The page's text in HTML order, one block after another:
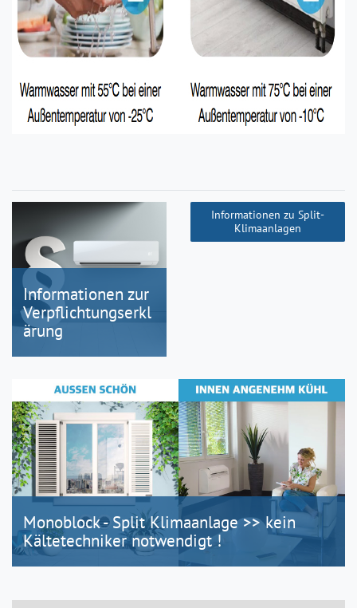
Informationen zur
Verpflichtungserkl
ärung
Informationen zu Split-
Klimaanlagen
Monoblock - Split Klimaanlage >> kein
Kältetechniker notwendigt !